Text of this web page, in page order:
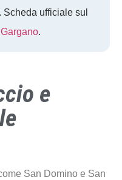
ufficiale sul
.
e
San Domino e San